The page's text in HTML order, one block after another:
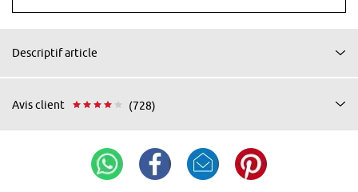
Descriptif article
Avis client (728)